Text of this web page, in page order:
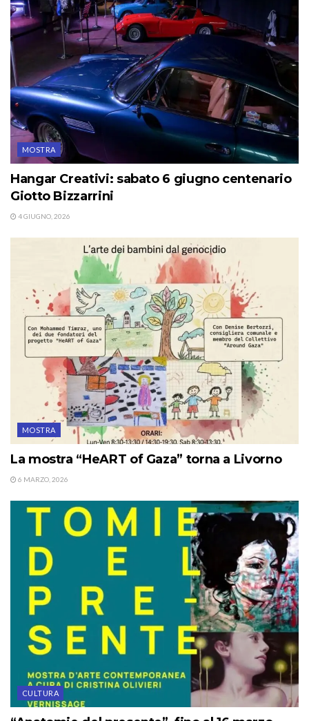
MOSTRA
Hangar Creativi: sabato 6 giugno centenario
Giotto Bizzarrini
4 GIUGNO, 2026
MOSTRA
La mostra “HeART of Gaza” torna a Livorno
6 MARZO, 2026
CULTURA